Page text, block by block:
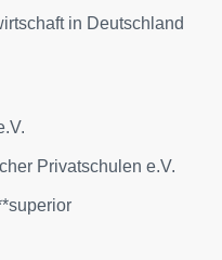
in Deutschland
Privatschulen e.V.